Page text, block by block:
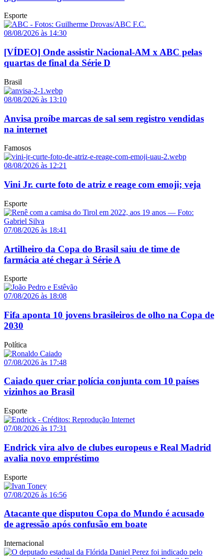
Esporte
08/08/2026 às 14:30
[VÍDEO] Onde assistir Nacional-AM x ABC pelas
quartas de final da Série D
Brasil
08/08/2026 às 13:10
Anvisa proíbe marcas de sal sem registro vendidas
na internet
Famosos
08/08/2026 às 12:21
Vini Jr. curte foto de atriz e reage com emoji; veja
Esporte
07/08/2026 às 18:41
Artilheiro da Copa do Brasil saiu de time de
farmácia até chegar à Série A
Esporte
07/08/2026 às 18:08
Fifa aponta 10 jovens brasileiros de olho na Copa de
2030
Política
07/08/2026 às 17:48
Caiado quer criar polícia conjunta com 10 países
vizinhos ao Brasil
Esporte
07/08/2026 às 17:31
Endrick vira alvo de clubes europeus e Real Madrid
avalia novo empréstimo
Esporte
07/08/2026 às 16:56
Atacante que disputou Copa do Mundo é acusado
de agressão após confusão em boate
Internacional